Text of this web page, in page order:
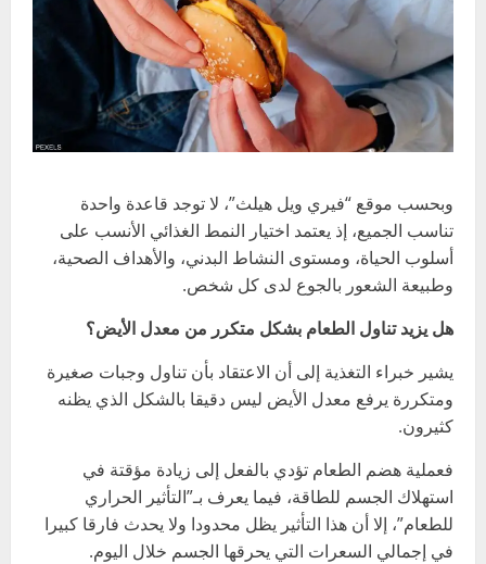
وبحسب موقع “فيري ويل هيلث”، لا توجد قاعدة واحدة
تناسب الجميع، إذ يعتمد اختيار النمط الغذائي الأنسب على
أسلوب الحياة، ومستوى النشاط البدني، والأهداف الصحية،
وطبيعة الشعور بالجوع لدى كل شخص.
هل يزيد تناول الطعام بشكل متكرر من معدل الأيض؟
يشير خبراء التغذية إلى أن الاعتقاد بأن تناول وجبات صغيرة
ومتكررة يرفع معدل الأيض ليس دقيقا بالشكل الذي يظنه
كثيرون.
فعملية هضم الطعام تؤدي بالفعل إلى زيادة مؤقتة في
استهلاك الجسم للطاقة، فيما يعرف بـ”التأثير الحراري
للطعام”، إلا أن هذا التأثير يظل محدودا ولا يحدث فارقا كبيرا
في إجمالي السعرات التي يحرقها الجسم خلال اليوم.